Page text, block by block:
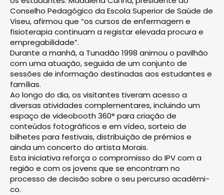
Conselho Pedagógico da Escola Superior de Saúde de
Viseu, afirmou que “os cursos de enfermagem e
fisioterapia continuam a registar elevada procura e
empregabilidade”.
Durante a manhã, a Tunadão 1998 animou o pavilhão
com uma atuação, seguida de um conjunto de
sessões de informação destinadas aos estudantes e
famílias.
Ao longo do dia, os visitantes tiveram acesso a
diversas atividades complementares, incluindo um
espaço de videobooth 360° para criação de
conteúdos fotográficos e em vídeo, sorteio de
bilhetes para festivais, distribuição de prémios e
ainda um concerto do artista Morais.
Esta iniciativa reforça o compromisso do IPV com a
região e com os jovens que se encontram no
processo de decisão so­bre o seu percurso académi­
co.